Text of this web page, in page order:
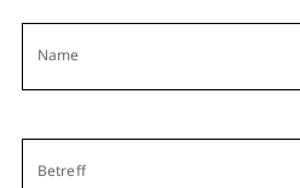
Name
Betreff